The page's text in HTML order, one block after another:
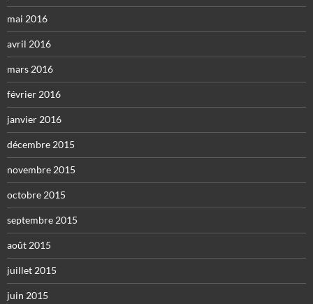
mai 2016
avril 2016
mars 2016
février 2016
janvier 2016
décembre 2015
novembre 2015
octobre 2015
septembre 2015
août 2015
juillet 2015
juin 2015